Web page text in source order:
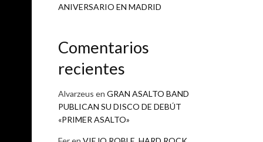
ANIVERSARIO EN MADRID
Comentarios
recientes
Alvarzeus en GRAN ASALTO BAND
PUBLICAN SU DISCO DE DEBÚT
«PRIMER ASALTO»